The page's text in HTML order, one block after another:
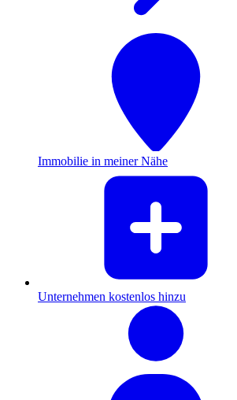
Immobilie in meiner Nähe
Unternehmen kostenlos hinzu